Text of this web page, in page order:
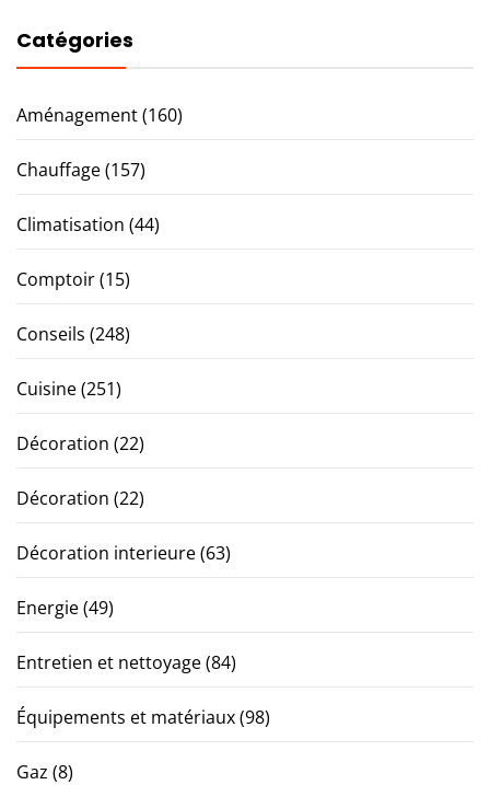
Catégories
Aménagement(160)
Chauffage(157)
Climatisation (44)
Comptoir(15)
Conseils (248)
Cuisine(251)
Décoration (22)
Décoration (22)
Décoration interieure(63)
Energie(49)
Entretien et nettoyage(84)
Équipements et matériaux(98)
Gaz (8)